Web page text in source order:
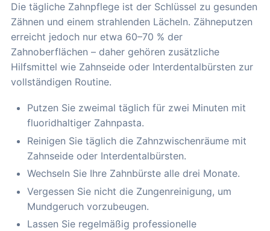
Die tägliche Zahnpflege ist der Schlüssel zu gesunden
Zähnen und einem strahlenden Lächeln. Zähneputzen
erreicht jedoch nur etwa 60–70 % der
Zahnoberflächen – daher gehören zusätzliche
Hilfsmittel wie Zahnseide oder Interdentalbürsten zur
vollständigen Routine.
Putzen Sie zweimal täglich für zwei Minuten mit
fluoridhaltiger Zahnpasta.
Reinigen Sie täglich die Zahnzwischenräume mit
Zahnseide oder Interdentalbürsten.
Wechseln Sie Ihre Zahnbürste alle drei Monate.
Vergessen Sie nicht die Zungenreinigung, um
Mundgeruch vorzubeugen.
Lassen Sie regelmäßig professionelle